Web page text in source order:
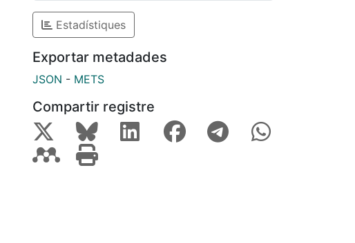
Estadístiques
Exportar metadades
JSON - METS
Compartir registre